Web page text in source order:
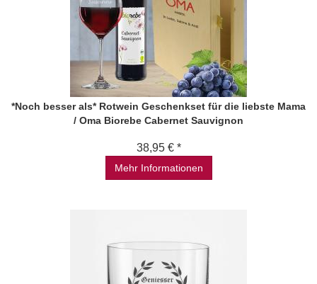
*Noch besser als* Rotwein Geschenkset für die liebste Mama
/ Oma Biorebe Cabernet Sauvignon
38,95 € *
Mehr Informationen